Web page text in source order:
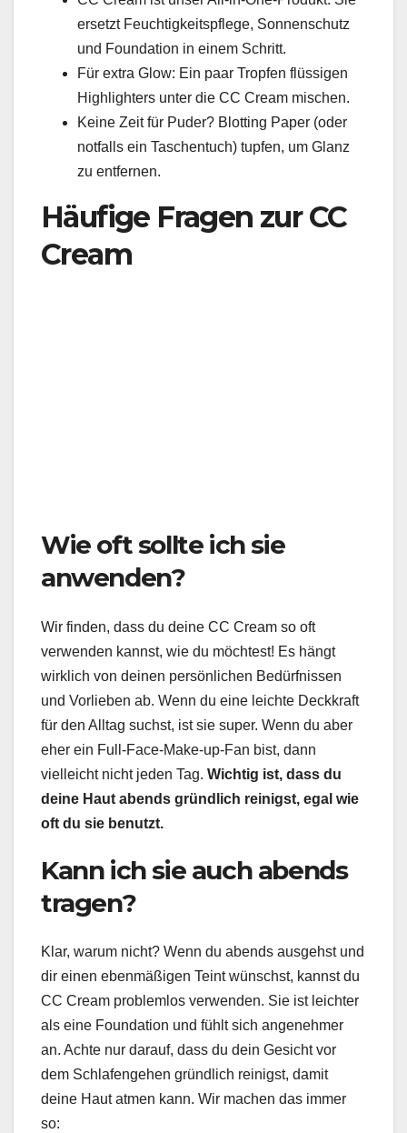
ersetzt Feuchtigkeitspflege, Sonnenschutz
und Foundation in einem Schritt.
Für extra Glow: Ein paar Tropfen flüssigen
Highlighters unter die CC Cream mischen.
Keine Zeit für Puder? Blotting Paper (oder
notfalls ein Taschentuch) tupfen, um Glanz
zu entfernen.
Häufige Fragen zur CC
Cream
Wie oft sollte ich sie
anwenden?
Wir finden, dass du deine CC Cream so oft
verwenden kannst, wie du möchtest! Es hängt
wirklich von deinen persönlichen Bedürfnissen
und Vorlieben ab. Wenn du eine leichte Deckkraft
für den Alltag suchst, ist sie super. Wenn du aber
eher ein Full-Face-Make-up-Fan bist, dann
vielleicht nicht jeden Tag. Wichtig ist, dass du
deine Haut abends gründlich reinigst, egal wie
oft du sie benutzt.
Kann ich sie auch abends
tragen?
Klar, warum nicht? Wenn du abends ausgehst und
dir einen ebenmäßigen Teint wünschst, kannst du
CC Cream problemlos verwenden. Sie ist leichter
als eine Foundation und fühlt sich angenehmer
an. Achte nur darauf, dass du dein Gesicht vor
dem Schlafengehen gründlich reinigst, damit
deine Haut atmen kann. Wir machen das immer
so: